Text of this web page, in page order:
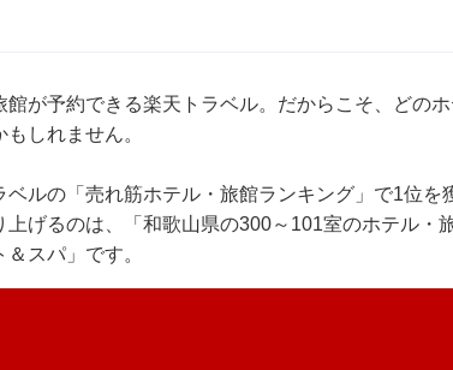
館が予約できる楽天トラベル。だからこそ、どの
しれません。
ベルの「売れ筋ホテル・旅館ランキング」で1位を
げるのは、「和歌山県の300～101室のホテル・
スパ」です。